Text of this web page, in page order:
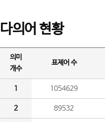
다의어 현황
의미
개수
표제어 수
1 1054629
2 89532